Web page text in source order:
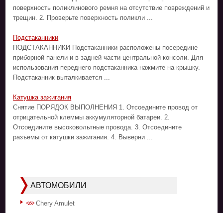
поверхность поликлинового ремня на отсутствие повреждений и
трещин. 2. Проверьте поверхность поликли ...
Подстаканники
ПОДСТАКАННИКИ Подстаканники расположены посередине
приборной панели и в задней части центральной консоли. Для
использования переднего подстаканника нажмите на крышку.
Подстаканник выталкивается ...
Катушка зажигания
Снятие ПОРЯДОК ВЫПОЛНЕНИЯ 1. Отсоедините провод от
отрицательной клеммы аккумуляторной батареи. 2.
Отсоедините высоковольтные провода. 3. Отсоедините
разъемы от катушки зажигания. 4. Выверни ...
АВТОМОБИЛИ
Chery Amulet